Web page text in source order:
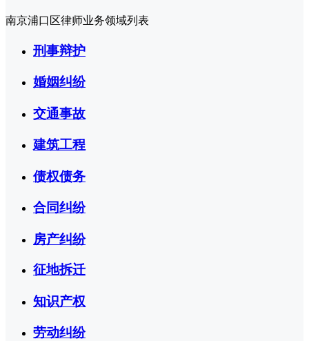
南京浦口区律师业务领域列表
刑事辩护
婚姻纠纷
交通事故
建筑工程
债权债务
合同纠纷
房产纠纷
征地拆迁
知识产权
劳动纠纷